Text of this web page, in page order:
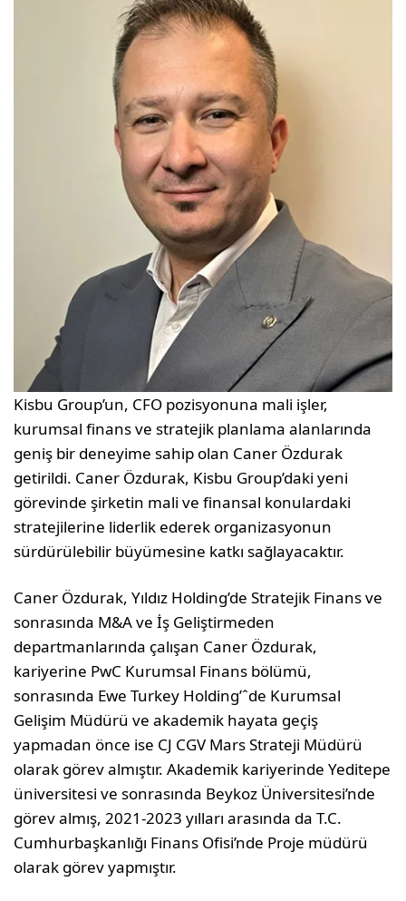
Kisbu Group’un, CFO pozisyonuna mali işler,
kurumsal finans ve stratejik planlama alanlarında
geniş bir deneyime sahip olan Caner Özdurak
getirildi. Caner Özdurak, Kisbu Group’daki yeni
görevinde şirketin mali ve finansal konulardaki
stratejilerine liderlik ederek organizasyonun
sürdürülebilir büyümesine katkı sağlayacaktır.
Caner Özdurak, Yıldız Holding’de Stratejik Finans ve
sonrasında M&A ve İş Geliştirmeden
departmanlarında çalışan Caner Özdurak,
kariyerine PwC Kurumsal Finans bölümü,
sonrasında Ewe Turkey Holding’ˆde Kurumsal
Gelişim Müdürü ve akademik hayata geçiş
yapmadan önce ise CJ CGV Mars Strateji Müdürü
olarak görev almıştır. Akademik kariyerinde Yeditepe
üniversitesi ve sonrasında Beykoz Üniversitesi’nde
görev almış, 2021-2023 yılları arasında da T.C.
Cumhurbaşkanlığı Finans Ofisi’nde Proje müdürü
olarak görev yapmıştır.